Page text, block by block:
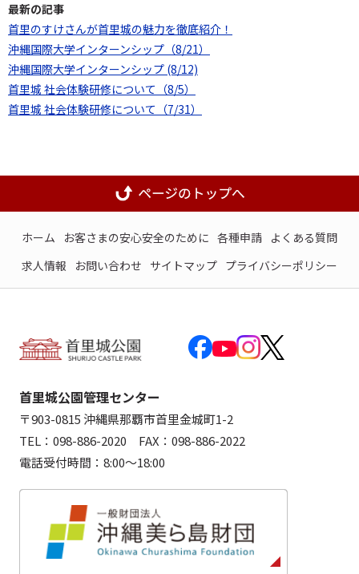
最新の記事
首里のすけさんが首里城の魅力を徹底紹介！
沖縄国際大学インターンシップ（8/21）
沖縄国際大学インターンシップ (8/12)
首里城 社会体験研修について（8/5）
首里城 社会体験研修について（7/31）
ホーム お客さまの安心安全のために 各種申請 よくある質問
求人情報
お問い合わせ サイトマップ プライバシーポリシー
首里城公園管理センター
〒903-0815 沖縄県那覇市首里金城町1-2
TEL：098-886-2020 FAX：098-886-2022
電話受付時間：8:00～18:00